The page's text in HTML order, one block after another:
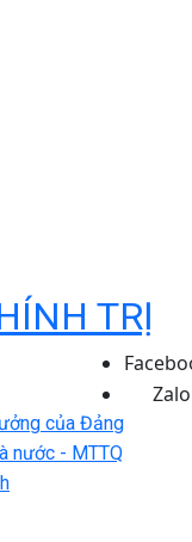
TRỊ
của Đảng
nước - MTTQ
Zalo